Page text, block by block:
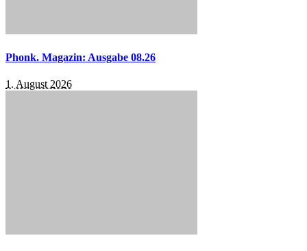
Phonk. Magazin: Ausgabe 08.26
1. August 2026